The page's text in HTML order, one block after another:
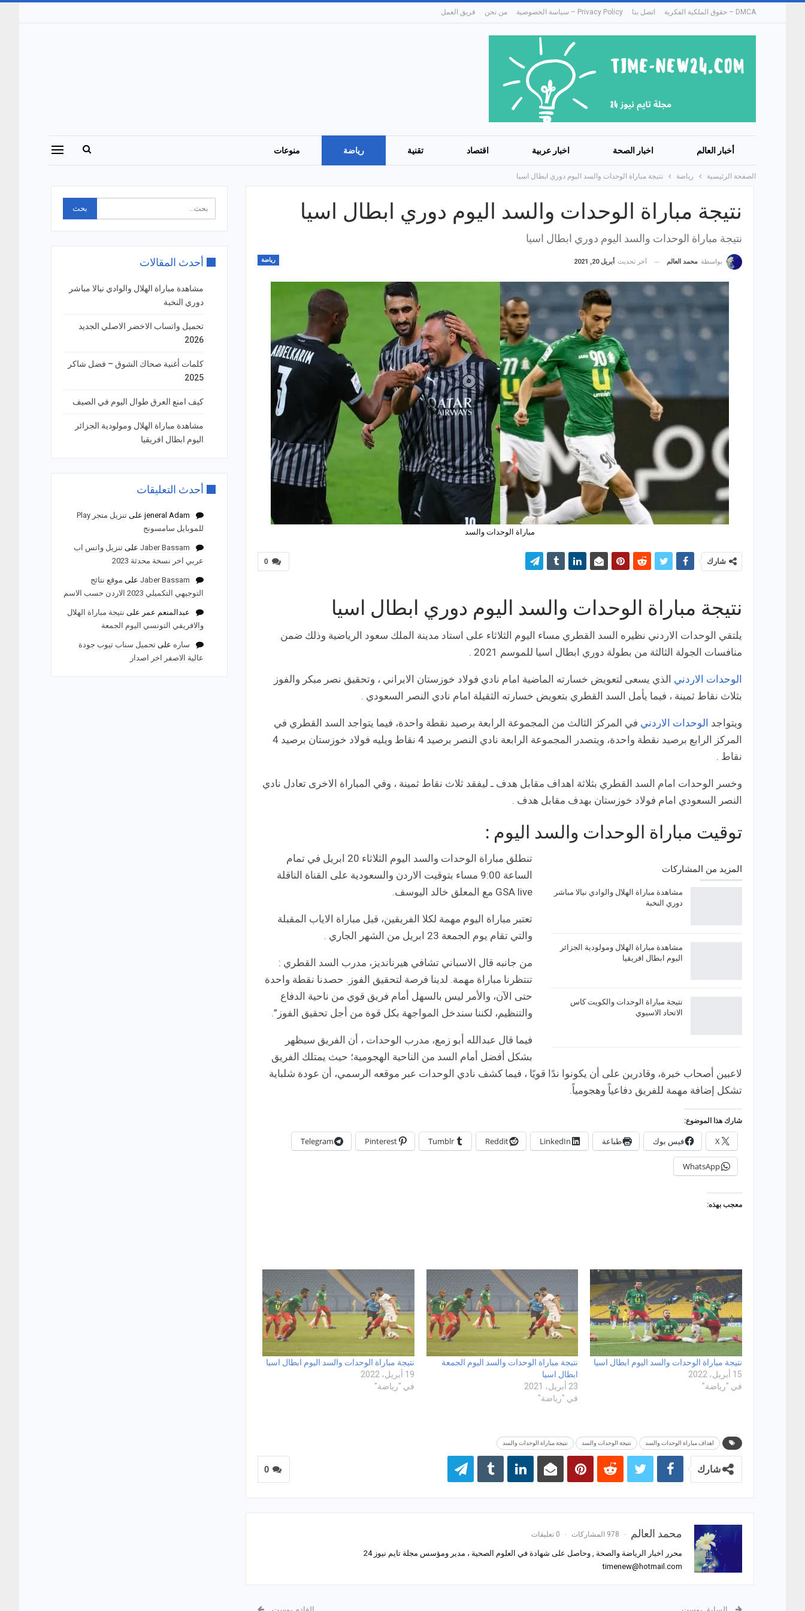
DMCA – حقوق الملكية الفكرية اتصل بنا Privacy Policy – سياسة الخصوصية من نحن فريق العمل
أخبار العالم اخبار الصحة اخبار عربية اقتصاد تقنية رياضة منوعات
الصفحة الرئيسية رياضة نتيجة مباراة الوحدات والسد اليوم دوري ابطال اسيا
نتيجة مباراة الوحدات والسد اليوم دوري ابطال اسيا
نتيجة مباراة الوحدات والسد اليوم دوري ابطال اسيا
رياضة بواسطة محمد العالم آخر تحديث أبريل 20, 2021
مباراة الوحدات والسد
0 شارك
نتيجة مباراة الوحدات والسد اليوم دوري ابطال اسيا
يلتقي الوحدات الاردني نظيره السد القطري مساء اليوم الثلاثاء على استاد مدينة الملك سعود الرياضية وذلك ضمن
منافسات الجولة الثالثة من بطولة دوري ابطال اسيا للموسم 2021 .
الوحدات الاردني الذي يسعى لتعويض خسارته الماضية امام نادي فولاد خوزستان الايراني ، وتحقيق نصر مبكر والفوز
بثلاث نقاط ثمينة ، فيما يأمل السد القطري بتعويض خسارته الثقيلة امام نادي النصر السعودي .
ويتواجد الوحدات الاردني في المركز الثالث من المجموعة الرابعة برصيد نقطة واحدة، فيما يتواجد السد القطري في
المركز الرابع برصيد نقطة واحدة، ويتصدر المجموعة الرابعة نادي النصر برصيد 4 نقاط ويليه فولاد خوزستان برصيد 4
نقاط .
وخسر الوحدات امام السد القطري بثلاثة اهداف مقابل هدف ـ ليفقد ثلاث نقاط ثمينة ، وفي المباراة الاخرى تعادل نادي
النصر السعودي امام فولاد خوزستان بهدف مقابل هدف .
توقيت مباراة الوحدات والسد اليوم :
المزيد من المشاركات
مشاهدة مباراة الهلال والوادي نيالا مباشر
دوري النخبة
مشاهدة مباراة الهلال ومولودية الجزائر
اليوم ابطال افريقيا
نتيجة مباراة الوحدات والكويت كاس
الاتحاد الاسيوي
تنطلق مباراة الوحدات والسد اليوم الثلاثاء 20 ابريل في تمام
الساعة 9:00 مساء بتوقيت الاردن والسعودية على القناة الناقلة
GSA live مع المعلق خالد اليوسف.
تعتبر مباراة اليوم مهمة لكلا الفريقين، قبل مباراة الاياب المقبلة
والتي تقام يوم الجمعة 23 ابريل من الشهر الجاري .
من جانبه قال الاسباني تشافي هيرنانديز، مدرب السد القطري :
تنتظرنا مباراة مهمة. لدينا فرصة لتحقيق الفوز. حصدنا نقطة واحدة
حتى الآن، والأمر ليس بالسهل أمام فريق قوي من ناحية الدفاع
والتنظيم، لكننا سندخل المواجهة بكل قوة من أجل تحقيق الفوز”.
فيما قال عبدالله أبو زمع، مدرب الوحدات ، أن الفريق سيظهر
بشكل أفضل أمام السد من الناحية الهجومية؛ حيث يمتلك الفريق
لاعبين أصحاب خبرة، وقادرين على أن يكونوا ندًا قويًا ، فيما كشف نادي الوحدات عبر موقعه الرسمي، أن عودة شلباية
تشكل إضافة مهمة للفريق دفاعياً وهجومياً.
شارك هذا الموضوع:
X فيس بوك طباعة LinkedIn
Reddit
Tumblr
Pinterest
Telegram
WhatsApp
معجب بهذه:
نتيجة مباراة الوحدات والسد اليوم ابطال اسيا
15 أبريل، 2022
في "رياضة"
نتيجة مباراة الوحدات والسد اليوم الجمعة
ابطال اسيا
23 أبريل، 2021
في "رياضة"
نتيجة مباراة الوحدات والسد اليوم ابطال اسيا
19 أبريل، 2022
في "رياضة"
اهداف مباراة الوحدات والسد نتيجة الوحدات والسد نتيجة مباراة الوحدات والسد
0 شارك
محمد العالم 978 المشاركات 0 تعليقات
محرر اخبار الرياضة والصحة , وحاصل على شهادة في العلوم الصحية ، مدير ومؤسس مجلة تايم نيوز 24
timenew@hotmail.com
أحدث المقالات
مشاهدة مباراة الهلال والوادي نيالا مباشر
دوري النخبة
تحميل واتساب الاخضر الاصلي الجديد
2026
كلمات أغنية صحاك الشوق – فضل شاكر
2025
كيف امنع العرق طوال اليوم في الصيف
مشاهدة مباراة الهلال ومولودية الجزائر
اليوم ابطال افريقيا
أحدث التعليقات
jeneral Adamعلى
تنزيل متجر Play
للموبايل سامسونج
Jaber Bassamعلى تنزيل واتس اب
عربي اخر نسخة محدثة 2023
Jaber Bassamعلى موقع نتائج
التوجيهي التكميلي 2023 الاردن حسب الاسم
عبدالمنعم عمر على نتيجة مباراة الهلال
والافريقي التونسي اليوم الجمعة
ساره على تحميل سناب تيوب جودة
عالية الاصفر اخر اصدار